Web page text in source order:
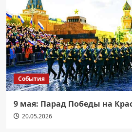
События
9 мая: Парад Победы на
20.05.2026